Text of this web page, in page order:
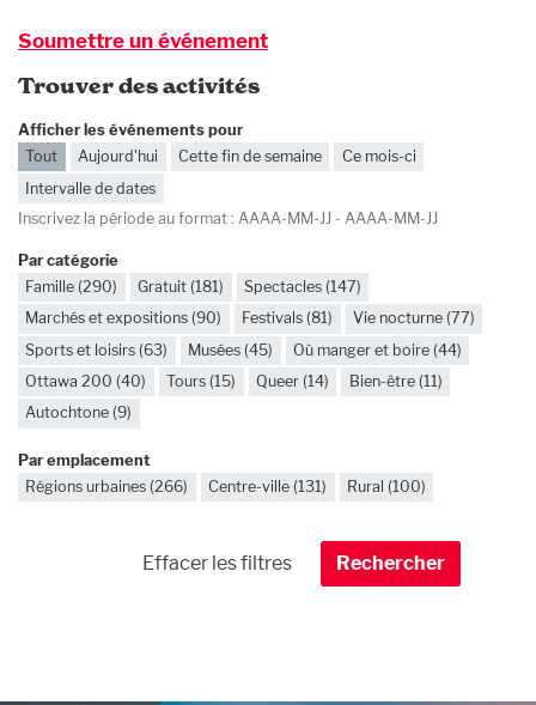
Trouver des activités
Afficher les événements pour
Tout
Aujourd'hui Cette fin de semaine
Ce mois-ci
Intervalle de dates
Dates
Inscrivez la période au format : AAAA-MM-JJ - AAAA-MM-JJ
Par catégorie
Famille (290)
Gratuit (181)
Spectacles (147)
Marchés et expositions (90)
Festivals (81)
Vie nocturne (77)
Sports et loisirs (63)
Musées (45)
Où manger et boire (44)
Ottawa 200 (40)
Tours (15) Queer (14)
Bien-être (11)
Autochtone (9)
Par emplacement
Régions urbaines (266)
Centre-ville (131) Rural (100)
Soumettre un événement